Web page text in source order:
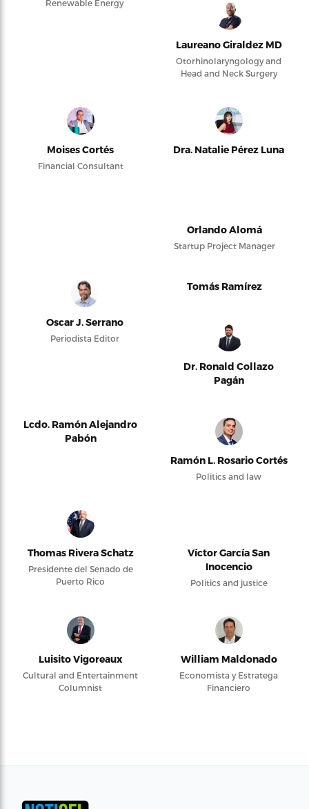
Renewable Energy
Laureano Giraldez MD
Otorhinolaryngology and
Head and Neck Surgery
Moises Cortés
Financial Consultant
Dra. Natalie Pérez Luna
Orlando Alomá
Startup Project Manager
Oscar J. Serrano
Periodista Editor
Tomás Ramírez
Dr. Ronald Collazo
Pagán
Lcdo. Ramón Alejandro
Pabón
Ramón L. Rosario Cortés
Politics and law
Thomas Rivera Schatz
Presidente del Senado de
Puerto Rico
Víctor García San
Inocencio
Politics and justice
Luisito Vigoreaux
Cultural and Entertainment
Columnist
William Maldonado
Economista y Estratega
Financiero